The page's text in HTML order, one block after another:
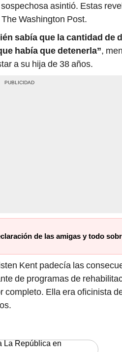
asintió. Estas
Washington Post.
sabía que la cantidad de
había que detenerla”,
a su hija de 38 años.
de las amigas y todo
Kent padecía las
de programas de
completo. Ella era oficinista
La República en